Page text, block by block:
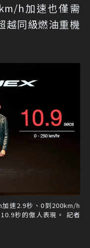
h加速也僅需
越同級燃油重機
速2.9秒、0到200km/h
秒的傲人表現。 記者